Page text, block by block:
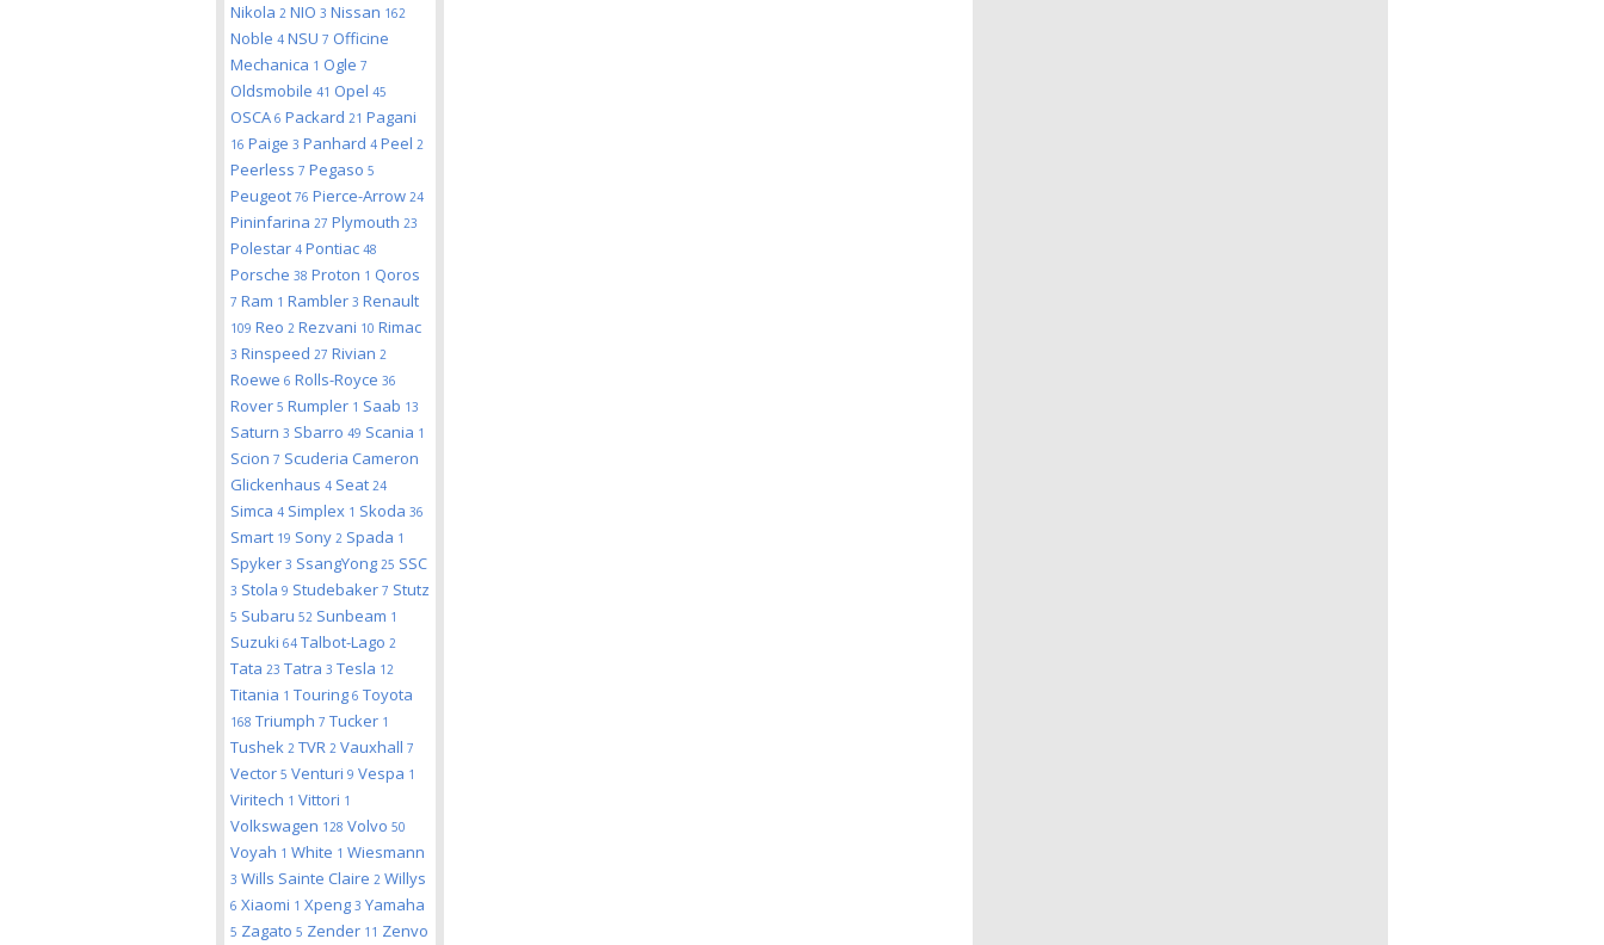
Nikola 2 NIO 3 Nissan 162
Noble 4 NSU 7 Officine
Mechanica 1 Ogle 7
Oldsmobile 41 Opel 45
OSCA 6 Packard 21 Pagani
16 Paige 3 Panhard 4 Peel 2
Peerless 7 Pegaso 5
Peugeot 76 Pierce-Arrow 24
Pininfarina 27 Plymouth 23
Polestar 4 Pontiac 48
Porsche 38 Proton 1 Qoros
7 Ram 1 Rambler 3 Renault
109 Reo 2 Rezvani 10 Rimac
3 Rinspeed 27 Rivian 2
Roewe 6 Rolls-Royce 36
Rover 5 Rumpler 1 Saab 13
Saturn 3 Sbarro 49 Scania 1
Scion 7 Scuderia Cameron
Glickenhaus 4 Seat 24
Simca 4 Simplex 1 Skoda 36
Smart 19 Sony 2 Spada 1
Spyker 3 SsangYong 25 SSC
3 Stola 9 Studebaker 7 Stutz
5 Subaru 52 Sunbeam 1
Suzuki 64 Talbot-Lago 2
Tata 23 Tatra 3 Tesla 12
Titania 1 Touring 6 Toyota
168 Triumph 7 Tucker 1
Tushek 2 TVR 2 Vauxhall 7
Vector 5 Venturi 9 Vespa 1
Viritech 1 Vittori 1
Volkswagen 128 Volvo 50
Voyah 1 White 1 Wiesmann
3 Wills Sainte Claire 2 Willys
6 Xiaomi 1 Xpeng 3 Yamaha
5 Zagato 5 Zender 11 Zenvo